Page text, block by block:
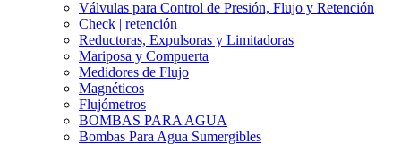
Válvulas para Control de Presión, Flujo y Retención
Check | retención
Reductoras, Expulsoras y Limitadoras
Mariposa y Compuerta
Medidores de Flujo
Magnéticos
Flujómetros
BOMBAS PARA AGUA
Bombas Para Agua Sumergibles